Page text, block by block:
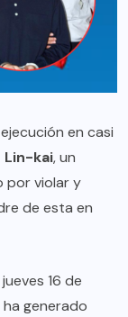
en casi
Lin-kai, un
por violar y
de esta en
16 de
generado